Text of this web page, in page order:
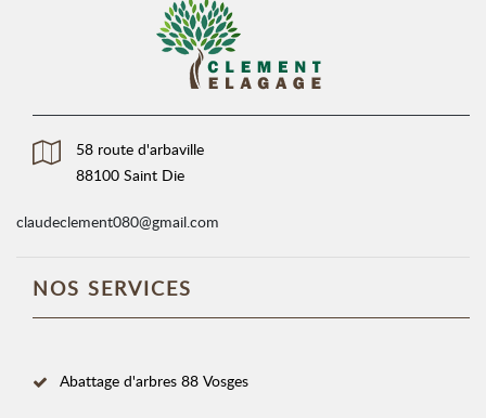
58 route d'arbaville
88100 Saint Die
claudeclement080@gmail.com
NOS SERVICES
Abattage d'arbres 88 Vosges